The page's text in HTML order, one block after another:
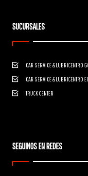
SUCURSALES
CAR SERVICE & LUBRICENTRO
CAR SERVICE & LUBRICENTRO
TRUCK CENTER
SEGUINOS EN REDES